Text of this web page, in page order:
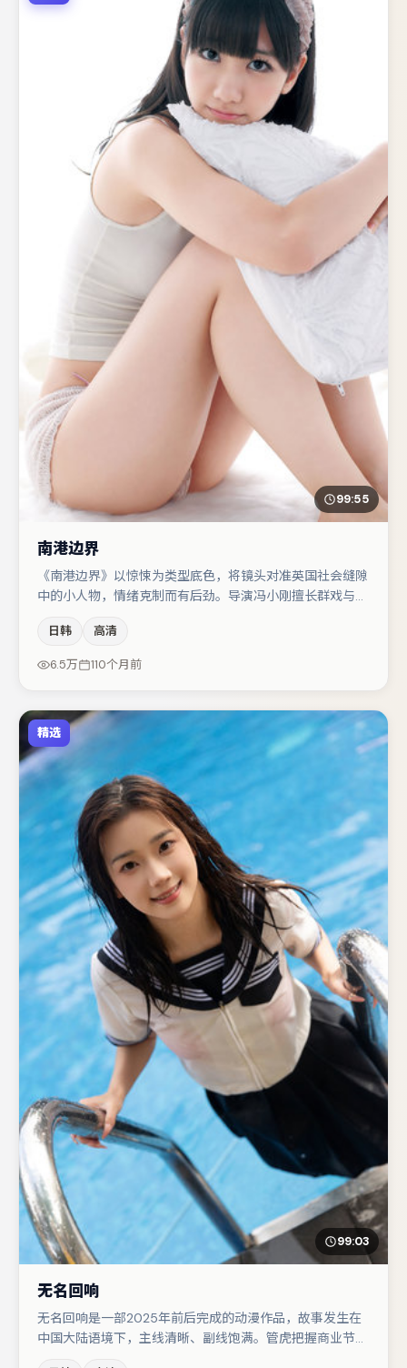
99:55
南港边界
《南港边界》以惊悚为类型底色，将镜头对准英国社会缝隙
中的小人物，情绪克制而有后劲。导演冯小刚擅长群戏与空
括弗洛伦丝·皮尤、雷佳音、金高银等，角色动机前后呼
应，适合喜欢抠台词与伏笔的观众。整体完成度较高，适合
周末一口气追完。
日韩 高清
6.5万 110个月前
精选
99:03
无名回响
无名回响是一部2025年前后完成的动漫作品，故事发生在
中国大陆语境下，主线清晰、副线饱满。管虎把握商业节奏